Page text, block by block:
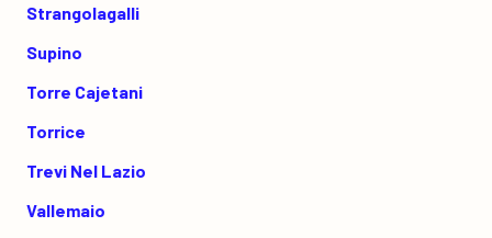
Strangolagalli
Supino
Torre Cajetani
Torrice
Trevi Nel Lazio
Vallemaio